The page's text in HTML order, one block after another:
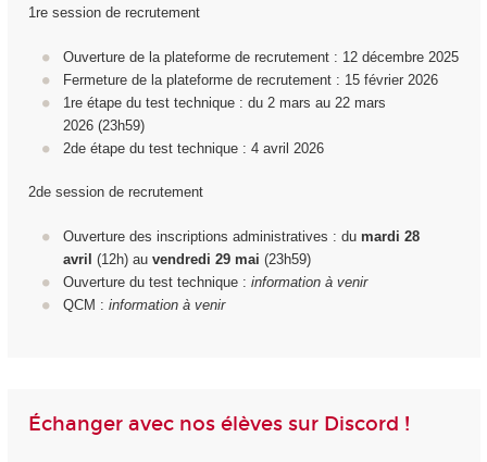
1re session de recrutement
Ouverture de la plateforme de recrutement : 12 décembre 2025
Fermeture de la plateforme de recrutement : 15 février 2026
1 re étape du test technique : du 2 mars au 22 mars
2026 (23h59)
2de étape du test technique : 4 avril 2026
2de session de recrutement
Ouverture des inscriptions administratives : du mardi 28
avril (12h) au vendredi 29 mai (23h59)
Ouverture du test technique : information à venir
QCM : information à venir
Échanger avec nos élèves sur Discord !